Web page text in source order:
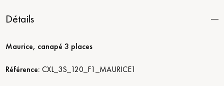
Détails
Maurice, canapé 3 places
Référence: CXL_3S_120_F1_MAURICE1